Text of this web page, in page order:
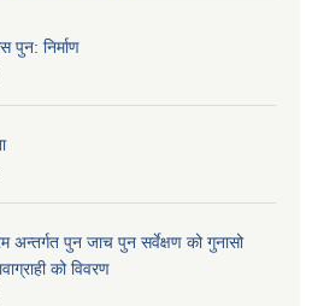
पुन: निर्माण
अन्तर्गत पुन जाच पुन सर्वेक्षण को गुनासो
को विवरण